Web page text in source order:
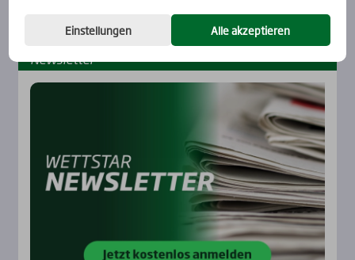
News­let­ter
Einstellungen Alle akzeptieren